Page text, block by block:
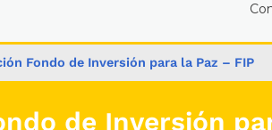
Fondo de Inversión para la Paz – FIP​​
de Inversión